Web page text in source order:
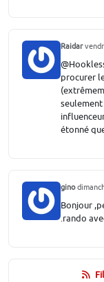
Raidar
procurer
étonné
gino
Bonjour
.rando